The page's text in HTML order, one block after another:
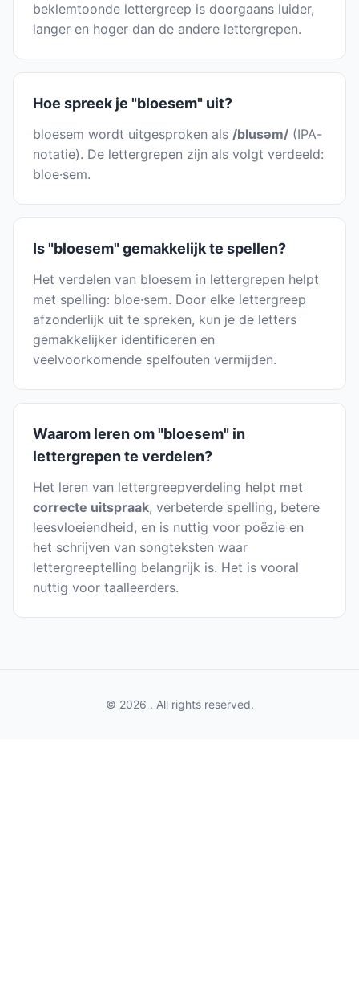
beklemtoonde lettergreep is doorgaans luider,
langer en hoger dan de andere lettergrepen.
Hoe spreek je "bloesem" uit?
bloesem wordt uitgesproken als /blusəm/ (IPA-
notatie). De lettergrepen zijn als volgt verdeeld:
bloe·sem.
Is "bloesem" gemakkelijk te spellen?
Het verdelen van bloesem in lettergrepen helpt
met spelling: bloe·sem. Door elke lettergreep
afzonderlijk uit te spreken, kun je de letters
gemakkelijker identificeren en
veelvoorkomende spelfouten vermijden.
Waarom leren om "bloesem" in
lettergrepen te verdelen?
Het leren van lettergreepverdeling helpt met
correcte uitspraak, verbeterde spelling, betere
leesvloeiendheid, en is nuttig voor poëzie en
het schrijven van songteksten waar
lettergreeptelling belangrijk is. Het is vooral
nuttig voor taalleerders.
© 2026 . All rights reserved.